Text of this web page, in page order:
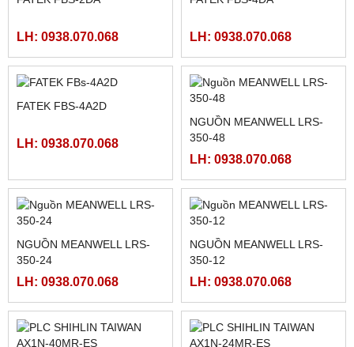
PWS5610T-S
LH: 0938.070.068
LH: 0938.070.068
FBS-32MCT2-AC
LH: 0938.070.068
LH: 0938.070.068 LH: 0938.070.068